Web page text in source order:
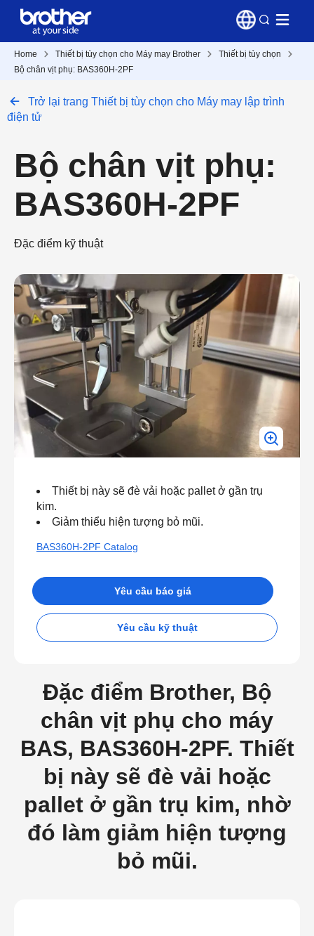
Home Thiết bị tùy chọn cho Máy may Brother
Thiết bị tùy chọn
Bộ chân vịt phụ: BAS360H-2PF
Trở lại trang Thiết bị tùy chọn cho Máy may lập trình
điện tử
Bộ chân vịt phụ:
BAS360H-2PF
Đặc điểm kỹ thuật
Thiết bị này sẽ đè vải hoặc pallet ở gần trụ
kim.
Giảm thiểu hiện tượng bỏ mũi.
BAS360H-2PF Catalog
Yêu cầu báo giá
Yêu cầu kỹ thuật
Đặc điểm Brother, Bộ
chân vịt phụ cho máy
BAS, BAS360H-2PF. Thiết
bị này sẽ đè vải hoặc
pallet ở gần trụ kim, nhờ
đó làm giảm hiện tượng
bỏ mũi.